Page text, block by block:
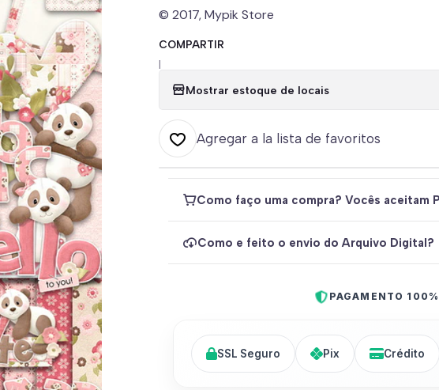
© 2017, Mypik Store
COMPARTIR
|
Mostrar estoque de locais
Agregar a la lista de favoritos
Como faço uma compra? Vocês aceitam
Como e feito o envio do Arquivo Digital?
PAGAMENTO
SSL Seguro Pix Crédito